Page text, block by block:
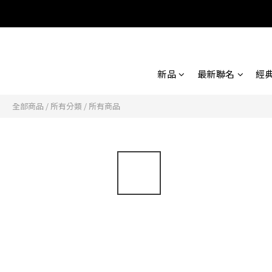
新品 最新聯名 經
全部商品 / 所有分類 / 所有商品